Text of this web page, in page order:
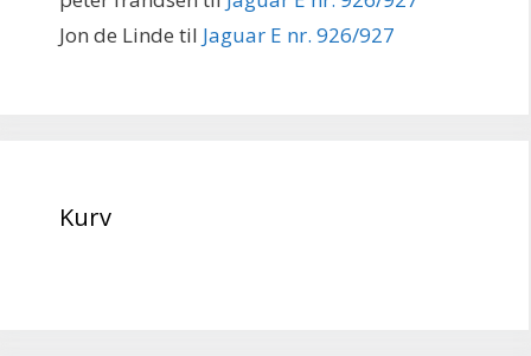
Jon de Linde til Jaguar E nr. 926/927
Kurv